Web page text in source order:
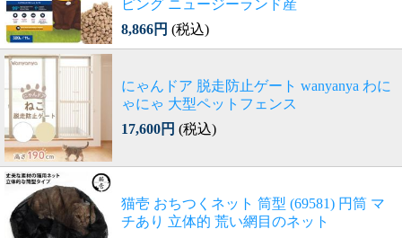
ピング ニュージーランド産
8,866円 (税込)
にゃんドア 脱走防止ゲート wanyanya わに
ゃにゃ 大型ペットフェンス
17,600円 (税込)
猫壱 おちつくネット 筒型 (69581) 円筒 マ
チあり 立体的 荒い網目のネット